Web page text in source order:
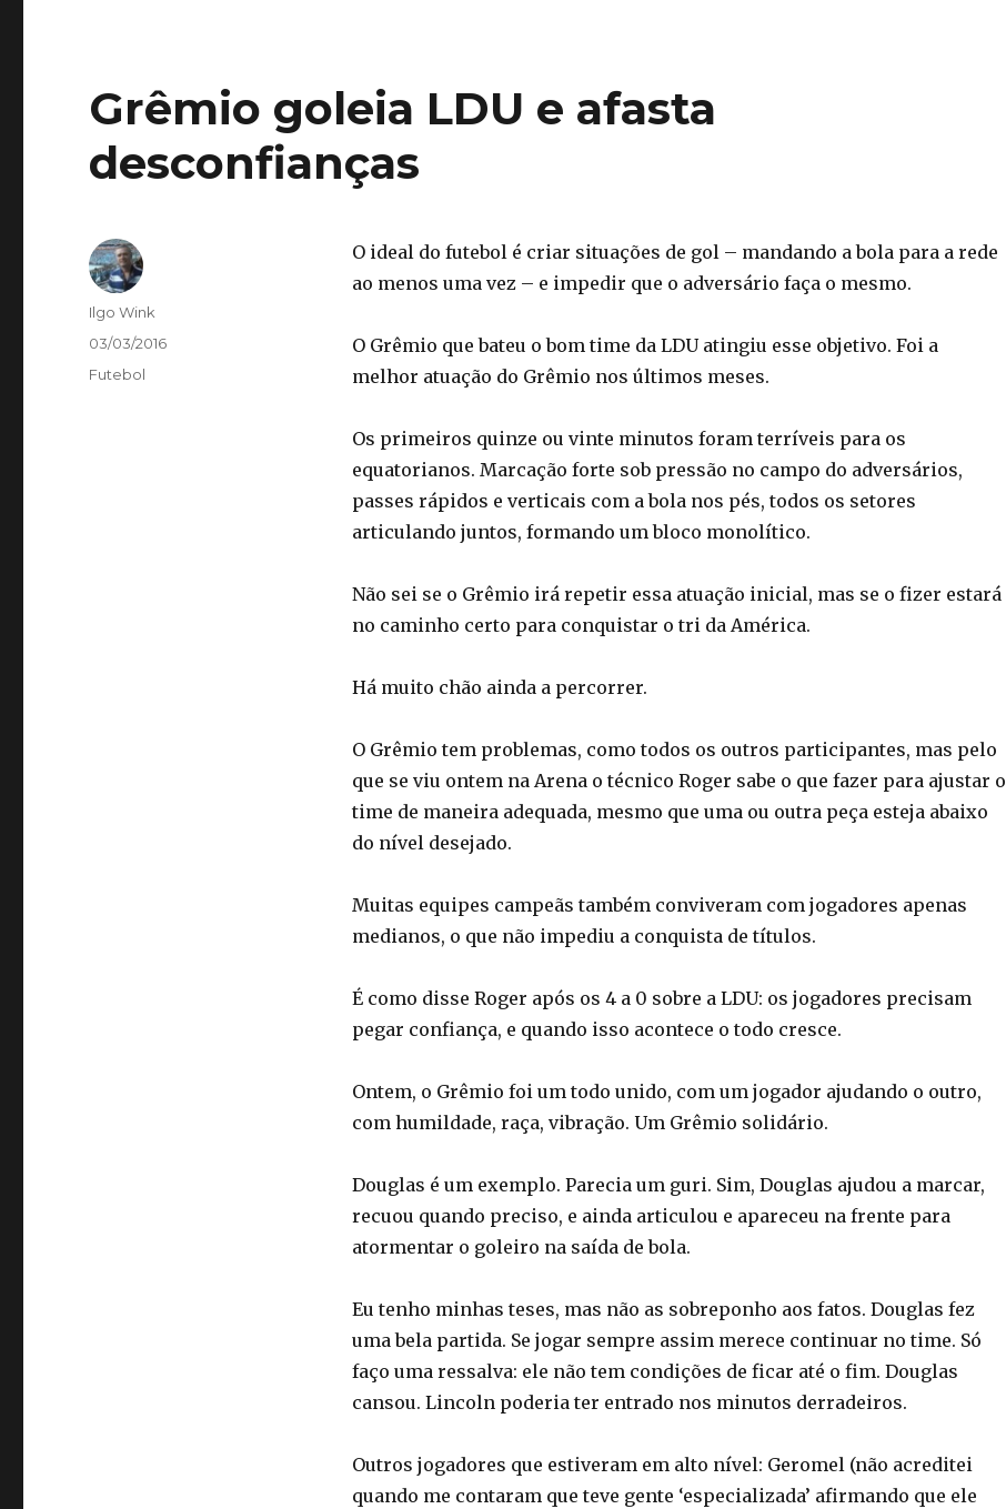
Grêmio goleia LDU e afasta
desconfianças
O ideal do futebol é criar situações de gol – mandando a bola para a rede
ao menos uma vez – e impedir que o adversário faça o mesmo.
O Grêmio que bateu o bom time da LDU atingiu esse objetivo. Foi a
melhor atuação do Grêmio nos últimos meses.
Os primeiros quinze ou vinte minutos foram terríveis para os
equatorianos. Marcação forte sob pressão no campo do adversários,
passes rápidos e verticais com a bola nos pés, todos os setores
articulando juntos, formando um bloco monolítico.
Não sei se o Grêmio irá repetir essa atuação inicial, mas se o fizer estará
no caminho certo para conquistar o tri da América.
Há muito chão ainda a percorrer.
O Grêmio tem problemas, como todos os outros participantes, mas pelo
que se viu ontem na Arena o técnico Roger sabe o que fazer para ajustar o
time de maneira adequada, mesmo que uma ou outra peça esteja abaixo
do nível desejado.
Muitas equipes campeãs também conviveram com jogadores apenas
medianos, o que não impediu a conquista de títulos.
É como disse Roger após os 4 a 0 sobre a LDU: os jogadores precisam
pegar confiança, e quando isso acontece o todo cresce.
Ontem, o Grêmio foi um todo unido, com um jogador ajudando o outro,
com humildade, raça, vibração. Um Grêmio solidário.
Douglas é um exemplo. Parecia um guri. Sim, Douglas ajudou a marcar,
recuou quando preciso, e ainda articulou e apareceu na frente para
atormentar o goleiro na saída de bola.
Eu tenho minhas teses, mas não as sobreponho aos fatos. Douglas fez
uma bela partida. Se jogar sempre assim merece continuar no time. Só
faço uma ressalva: ele não tem condições de ficar até o fim. Douglas
cansou. Lincoln poderia ter entrado nos minutos derradeiros.
Outros jogadores que estiveram em alto nível: Geromel (não acreditei
quando me contaram que teve gente ‘especializada’ afirmando que ele
Autor
Ilgo Wink
Publicado
03/03/2016
Categorias
Futebol